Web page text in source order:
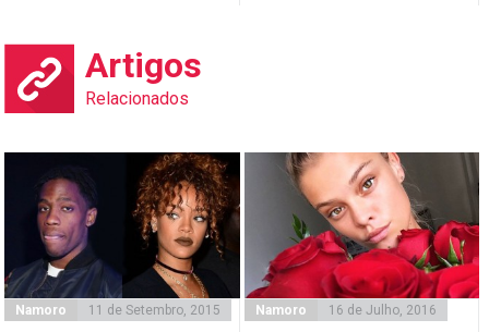
Artigos
Relacionados
Namoro 11 de Setembro, 2015 Namoro 16 de Julho, 2016